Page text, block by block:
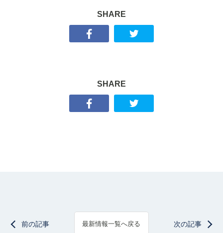
SHARE
SHARE
前の記事 最新情報一覧へ戻る 次の記事